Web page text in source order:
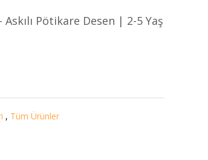
Askılı Pötikare Desen | 2-5 Yaş
, Tüm Ürünler